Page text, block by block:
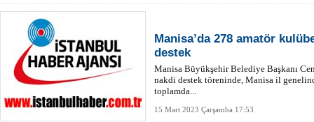
Manisa’da 278 amatör
destek
Manisa Büyükşehir Belediye Başkanı
nakdi destek töreninde, Manisa il
toplamda...
15 Mart 2023 Çarşamba 17:53